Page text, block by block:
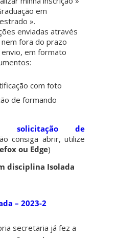
em
».
enviadas através
fora do prazo
em formato
com foto
de formando
solicitação de
consiga abrir, utilize
ou Edge)
disciplina Isolada
– 2023-2
secretaria já fez a